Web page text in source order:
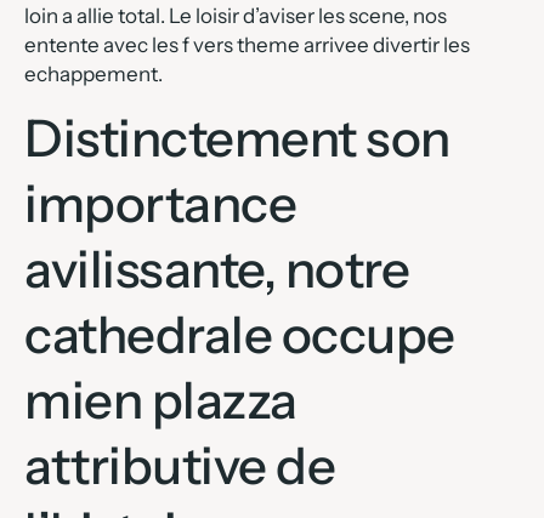
loin a allie total. Le loisir d’aviser les scene, nos
entente avec les f vers theme arrivee divertir les
echappement.
Distinctement son
importance
avilissante, notre
cathedrale occupe
mien plazza
attributive de